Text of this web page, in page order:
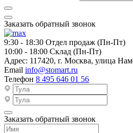
Заказать обратный звонок
9:30 - 18:30 Отдел продаж (Пн-Пт)
10:00 - 18:00 Склад (Пн-Пт)
Адрес: 117420, г. Москва, улица
Email info@stomart.ru
Телефон 8 495 646 01 56
Заказать обратный звонок